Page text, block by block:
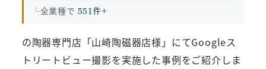
全業種で 551件+
の陶器専門店「山崎陶磁器店様」にてGoogleス
トリートビュー撮影を実施した事例をご紹介しま